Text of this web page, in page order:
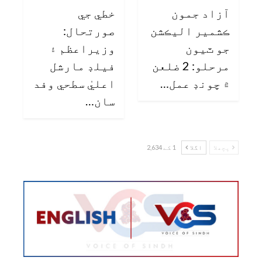
آزاد جمون
ڪشمير اليڪشن
جو ٽيون
مرحلو: 2 ضلعن
۾ چونڊ عمل…
خطي جي
صورتحال:
وزيراعظم ۽
فيلڊ مارشل
اعليٰ سطحي وفد
سان…
پچھلا اگلا 1 کے 2,634